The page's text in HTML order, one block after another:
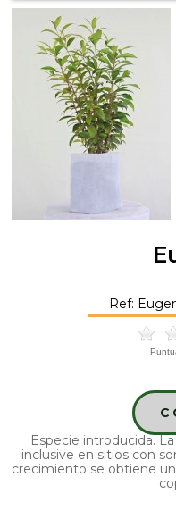
Ref:
Especie introducida.
inclusive en sitios con
crecimiento se obtiene